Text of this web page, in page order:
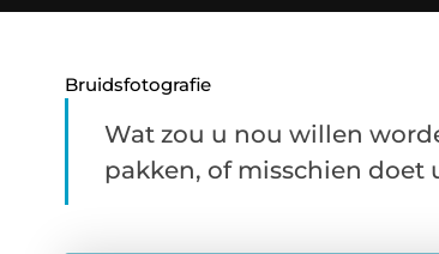
Bruidsfotografie
Wat zou u nou willen
pakken, of misschien doet